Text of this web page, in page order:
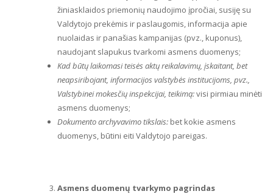
žiniasklaidos priemonių naudojimo įpročiai, susiję su
Valdytojo prekėmis ir paslaugomis, informacija apie
nuolaidas ir panašias kampanijas (pvz., kuponus),
naudojant slapukus tvarkomi asmens duomenys;
Kad būtų laikomasi teisės aktų reikalavimų, įskaitant, bet
neapsiribojant, informacijos valstybės institucijoms, pvz.,
Valstybinei mokesčių inspekcijai, teikimą:visi pirmiau minėti
asmens duomenys;
Dokumento archyvavimo tikslais: bet kokie asmens
duomenys, būtini eiti Valdytojo pareigas.
Asmens duomenų tvarkymo pagrindas